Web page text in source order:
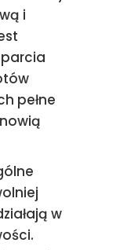
i
pełne
w